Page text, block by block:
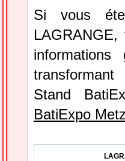
Si vous
Stand
BatiExpo